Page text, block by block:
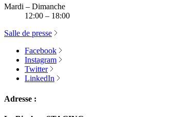
Mardi – Dimanche
12:00 – 18:00
Salle de presse
Facebook
Instagram
Twitter
LinkedIn
Adresse :